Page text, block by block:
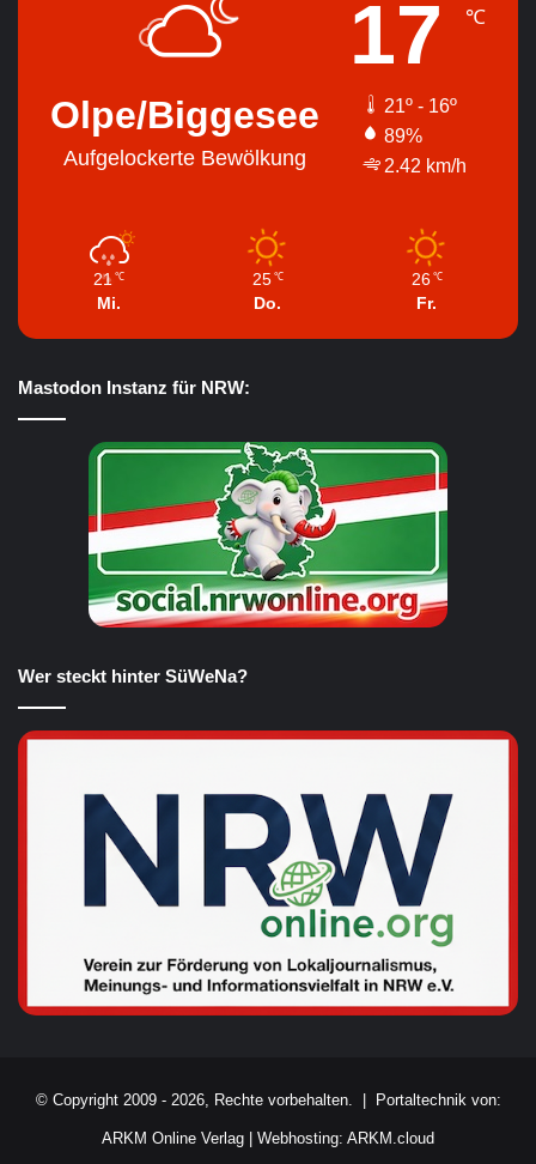
Olpe/Biggesee
Aufgelockerte Bewölkung
17 ℃
21º - 16º
89%
2.42 km/h
21 ℃
Mi.
25 ℃
Do.
26 ℃
Fr.
Mastodon Instanz für NRW:
Wer steckt hinter SüWeNa?
© Copyright 2009 - 2026, Rechte vorbehalten. | Portaltechnik von:
ARKM Online Verlag Webhosting: ARKM.cloud